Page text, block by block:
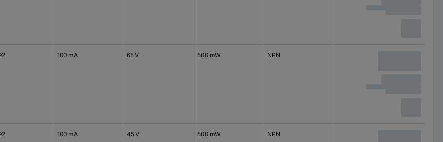
100 mA 65 V 500 mW NPN
100 mA 45 V 500 mW NPN